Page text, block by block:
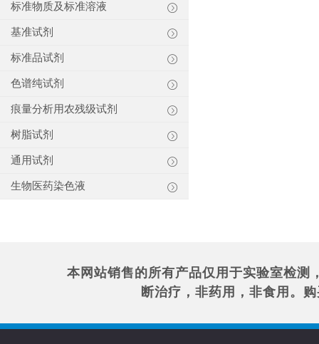
标准物质及标准溶液
基准试剂
标准品试剂
色谱纯试剂
痕量分析用农残级试剂
树脂试剂
通用试剂
生物医药染色液
本网站销售的所有产品仅用于实验室检测
断治疗，非药用，非食用。